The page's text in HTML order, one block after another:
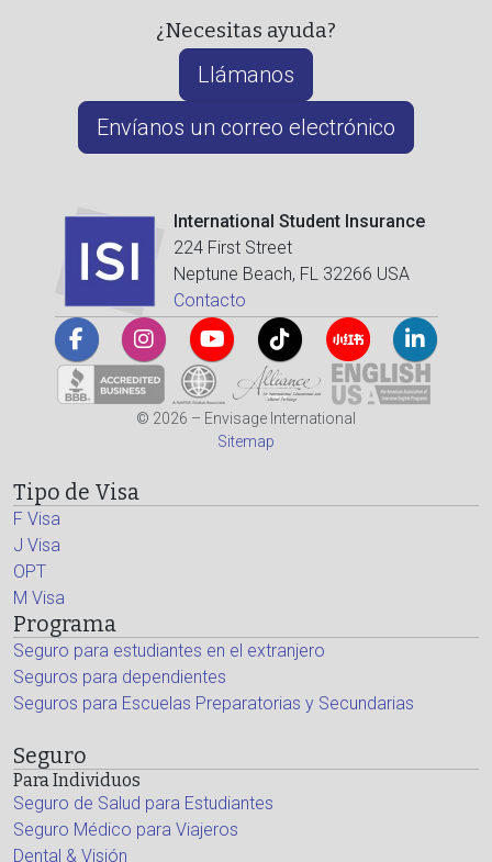
¿Necesitas ayuda?
Llámanos
Envíanos un correo electrónico
International Student Insurance
224 First Street
Neptune Beach, FL 32266 USA
Contacto
© 2026 – Envisage International
Sitemap
Tipo de Visa
F Visa
J Visa
OPT
M Visa
Programa
Seguro para estudiantes en el extranjero
Seguros para dependientes
Seguros para Escuelas Preparatorias y Secundarias
Seguro
Para Individuos
Seguro de Salud para Estudiantes
Seguro Médico para Viajeros
Dental & Visión